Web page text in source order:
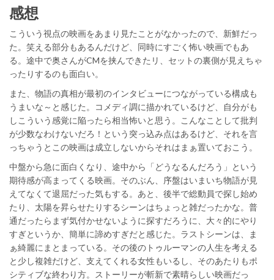
感想
こういう視点の映画をあまり見たことがなかったので、新鮮だっ
た。笑える部分もあるんだけど、同時にすごく怖い映画でもあ
る。途中で奥さんがCMを挟んできたリ、セットの裏側が見えちゃ
ったりするのも面白い。
また、物語の真相が最初のインタビューにつながっている構成も
うまいな～と感じた。コメディ調に描かれているけど、自分がも
しこういう感覚に陥ったら相当怖いと思う。こんなことして批判
が少数なわけないだろ！という突っ込み点はあるけど、それを言
っちゃうとこの映画は成立しないからそれはまぁ置いておこう。
中盤から急に面白くなり、途中から「どうなるんだろう」という
期待感が高まってくる映画。そのぶん、序盤はいまいち物語が見
えてなくて退屈だった気もする。あと、後半で総動員で探し始め
たり、太陽を昇らせたりするシーンはちょっと雑だったかな。普
通だったらまず気付かせないように探すだろうに、大々的にやり
すぎというか、簡単に諦めすぎだと感じた。ラストシーンは、ま
ぁ綺麗にまとまっている。その後のトゥルーマンの人生を考える
と少し複雑だけど、支えてくれる女性もいるし、そのあたりもポ
シティブな終わり方。ストーリーが斬新で素晴らしい映画だっ